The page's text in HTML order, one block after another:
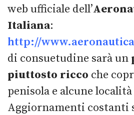
web ufficiale dell’
Italiana:
http://
di consuetudine sarà un
piuttosto ricco che
penisola e alcune località
Aggiornamenti costanti